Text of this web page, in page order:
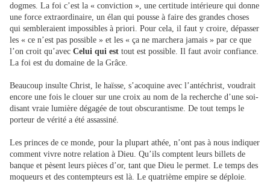
dogmes. La foi c’est la « conviction », une certitude intérieure qui donne
une force extraordinaire, un élan qui pousse à faire des grandes choses
qui sembleraient impossibles à priori. Pour cela, il faut y croire, dépasser
les « ce n’est pas possible » et les « ça ne marchera jamais » par ce que
l’on croit qu’avec Celui qui est tout est possible. Il faut avoir confiance.
La foi est du domaine de la Grâce.
Beaucoup insulte Christ, le haïsse, s’acoquine avec l’antéchrist, voudrait
encore une fois le clouer sur une croix au nom de la recherche d’une soi-
disant vraie lumière dégagée de tout obscurantisme. De tout temps le
porteur de vérité a été assassiné.
Les princes de ce monde, pour la plupart athée, n’ont pas à nous indiquer
comment vivre notre relation à Dieu. Qu’ils comptent leurs billets de
banque et pèsent leurs pièces d’or, tant que Dieu le permet. Le temps des
moqueurs et des contempteurs est là. Le quatrième empire se déploie.